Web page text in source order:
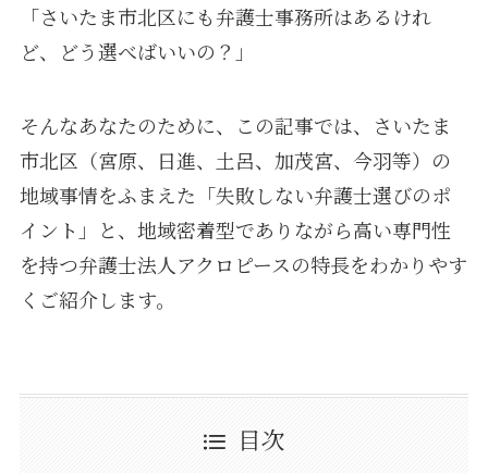
「さいたま市北区にも弁護士事務所はあるけれ
ど、どう選べばいいの？」
そんなあなたのために、この記事では、さいたま
市北区（宮原、日進、土呂、加茂宮、今羽等）の
地域事情をふまえた「失敗しない弁護士選びのポ
イント」と、地域密着型でありながら高い専門性
を持つ弁護士法人アクロピースの特長をわかりやす
くご紹介します。
目次